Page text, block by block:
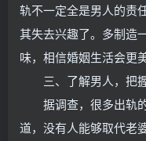
轨不一定全是男人的责
其失去兴趣了。多制造
味，相信婚姻生活会更美
三、了解男人，把
据调查，很多出轨的
道，没有人能够取代老